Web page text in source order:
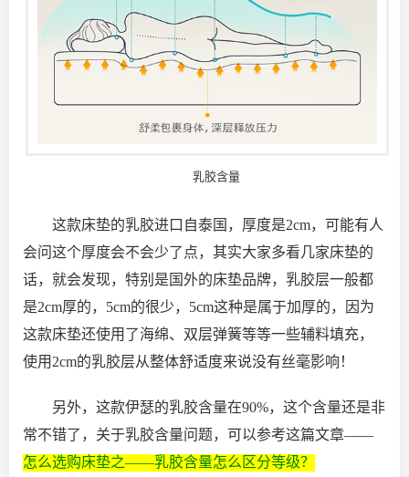
乳胶含量
这款床垫的乳胶进口自泰国，厚度是2cm，可能有人
会问这个厚度会不会少了点，其实大家多看几家床垫的
话，就会发现，特别是国外的床垫品牌，乳胶层一般都
是2cm厚的，5cm的很少，5cm这种是属于加厚的，因为
这款床垫还使用了海绵、双层弹簧等等一些辅料填充，
使用2cm的乳胶层从整体舒适度来说没有丝毫影响！
另外，这款伊瑟的乳胶含量在90%，这个含量还是非
常不错了，关于乳胶含量问题，可以参考这篇文章——
怎么选购床垫之——乳胶含量怎么区分等级？